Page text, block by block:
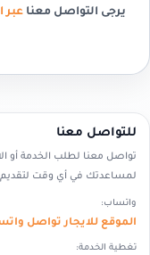
يرجى التواصل معنا عبر
للتواصل معنا
تواصل معنا لطلب الخدمة أو
لمساعدتك في أي وقت
واتساب:
الموقع للايجار تواصل
تغطية الخدمة: